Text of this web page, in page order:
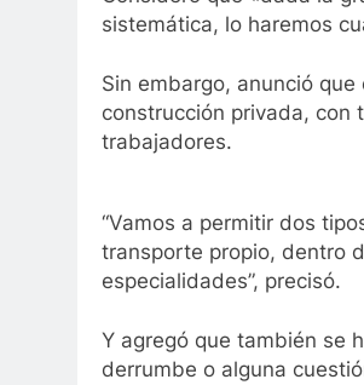
sistemática, lo haremos
Sin embargo, anunció
construcción privada, con
trabajadores.
“Vamos a permitir dos
transporte propio, dentro
especialidades”, precisó.
Y agregó que también se
derrumbe o alguna